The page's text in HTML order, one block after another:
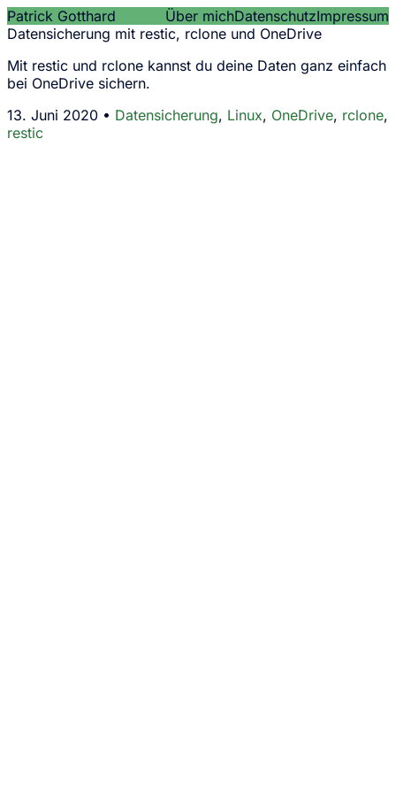
Patrick Gotthard Über michDatenschutzImpressum
Datensicherung mit restic, rclone und OneDrive
Mit restic und rclone kannst du deine Daten ganz einfach
bei OneDrive sichern.
13. Juni 2020 • Datensicherung, Linux, OneDrive, rclone,
restic